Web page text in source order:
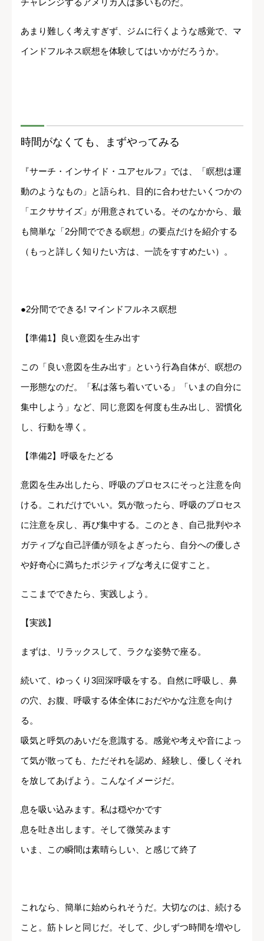
あまり難しく考えすぎず、ジムに行くような感覚で、マ
インドフルネス瞑想を体験してはいかがだろうか。
時間がなくても、まずやってみる
『サーチ・インサイド・ユアセルフ』では、「瞑想は運
動のようなもの」と語られ、目的に合わせたいくつかの
「エクササイズ」が用意されている。そのなかから、最
も簡単な「2分間でできる瞑想」の要点だけを紹介する
（もっと詳しく知りたい方は、一読をすすめたい）。
●2分間でできる! マインドフルネス瞑想
【準備1】良い意図を生み出す
この「良い意図を生み出す」という行為自体が、瞑想の
一形態なのだ。「私は落ち着いている」「いまの自分に
集中しよう」など、同じ意図を何度も生み出し、習慣化
し、行動を導く。
【準備2】呼吸をたどる
意図を生み出したら、呼吸のプロセスにそっと注意を向
ける。これだけでいい。気が散ったら、呼吸のプロセス
に注意を戻し、再び集中する。このとき、自己批判やネ
ガティブな自己評価が頭をよぎったら、自分への優しさ
や好奇心に満ちたポジティブな考えに促すこと。
ここまでできたら、実践しよう。
【実践】
まずは、リラックスして、ラクな姿勢で座る。
続いて、ゆっくり3回深呼吸をする。自然に呼吸し、鼻
の穴、お腹、呼吸する体全体におだやかな注意を向け
る。
吸気と呼気のあいだを意識する。感覚や考えや音によっ
て気が散っても、ただそれを認め、経験し、優しくそれ
を放してあげよう。こんなイメージだ。
息を吸い込みます。私は穏やかです
息を吐き出します。そして微笑みます
いま、この瞬間は素晴らしい、と感じて終了
これなら、簡単に始められそうだ。大切なのは、続ける
こと。筋トレと同じだ。そして、少しずつ時間を増やし